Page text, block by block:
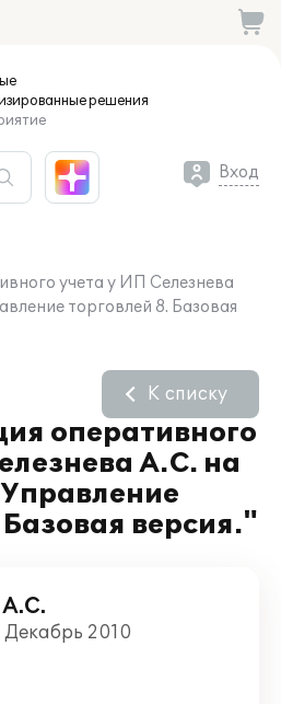
решения
Вход
учета у ИП Селезнева
торговлей 8. Базовая
оперативного
А.С. на
версия."
К списку
2010